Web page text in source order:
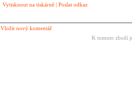
Vytisknout na tiskárně | Poslat odkaz
Vložit nový komentář
K tomuto zboží